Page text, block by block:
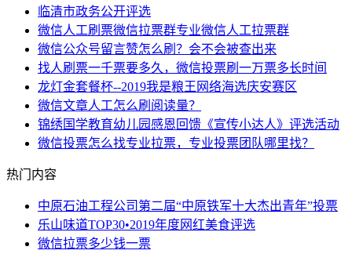
临清市政务公开评选
微信人工刷票微信拉票群专业微信人工拉票群
微信公众号留言赞怎么刷？会不会被查出来
找人刷票一千票要多久，微信投票刷一万票多长时间
龙灯金套餐杯--2019我是粮王网络海选庆安赛区
微信文章人工怎么刷阅读量？
锦绣国学教育幼儿园感恩回馈《宣传小达人》评选活动
微信投票怎么找专业拉票，专业投票团队哪里找？
热门内容
中原石油工程公司第二届“中原铁军十大杰出青年”投票
乐山味道TOP30•2019年度网红美食评选
微信拉票多少钱一票